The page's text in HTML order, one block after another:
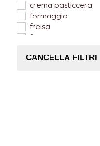
crema pasticcera
formaggio
freisa
frutta candita
Mango
CANCELLA FILTRI